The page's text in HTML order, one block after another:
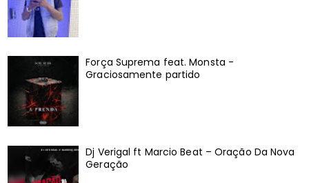
Força Suprema feat. Monsta -
Graciosamente partido
Dj Verigal ft Marcio Beat – Oração Da Nova
Geração